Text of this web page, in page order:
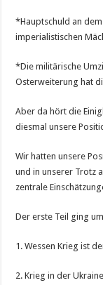
*Hauptschuld an
imperialistischen
*Die militärische
Osterweiterung hat
Aber da hört die
diesmal unsere
Wir hatten unsere
und in unserer Trotz
zentrale
Der erste Teil ging
1. Wessen Krieg ist
2. Krieg in der